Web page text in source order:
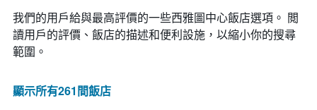
我們的用戶給與最高評價的一些西雅圖中心​飯店選項。 閲
讀用戶的評價、飯店的描述和便利設施，以縮小你的搜尋
範圍。
顯示所有261間飯店